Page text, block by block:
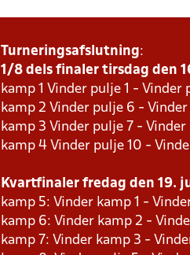
Turneringsafslutning:
1/8 dels finaler tirsdag den
kamp 1 Vinder pulje 1 - Vinder
kamp 2 Vinder pulje 6 -
kamp 3 Vinder pulje 7 - Vinder
kamp 4 Vinder pulje 10 -
Kvartfinaler fredag den 19.
kamp 5: Vinder kamp 1 -
kamp 6: Vinder kamp 2 -
kamp 7: Vinder kamp 3 -